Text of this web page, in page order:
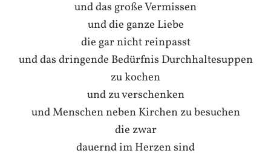
und das große Vermissen
und die ganze Liebe
die gar nicht reinpasst
und das dringende Bedürfnis Durchhaltesuppen
zu kochen
und zu verschenken
und Menschen neben Kirchen zu besuchen
die zwar
dauernd im Herzen sind